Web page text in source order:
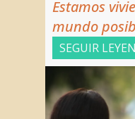
Estamos
mundo
SEGUIR